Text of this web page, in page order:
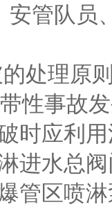
管队员
处理原
性事故发
时应利
进水总
管区喷